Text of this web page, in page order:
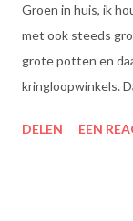
Groen in huis, ik
met ook steeds
grote potten en
kringloopwinkels.
voor onze planeet,
DELEN EEN